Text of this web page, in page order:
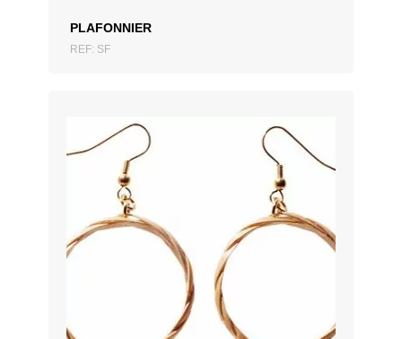
PLAFONNIER
REF: SF
AJOUTER AU DEVIS